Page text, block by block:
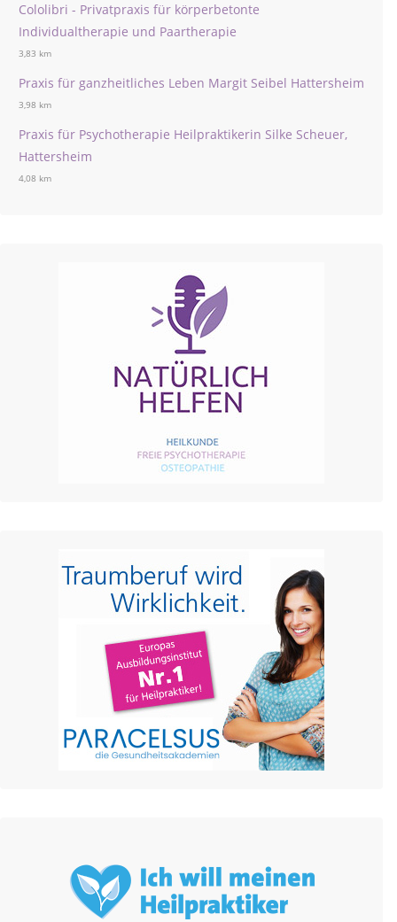
Cololibri - Privatpraxis für körperbetonte
Individualtherapie und Paartherapie
3,83 km
Praxis für ganzheitliches Leben Margit Seibel Hattersheim
3,98 km
Praxis für Psychotherapie Heilpraktikerin Silke Scheuer,
Hattersheim
4,08 km